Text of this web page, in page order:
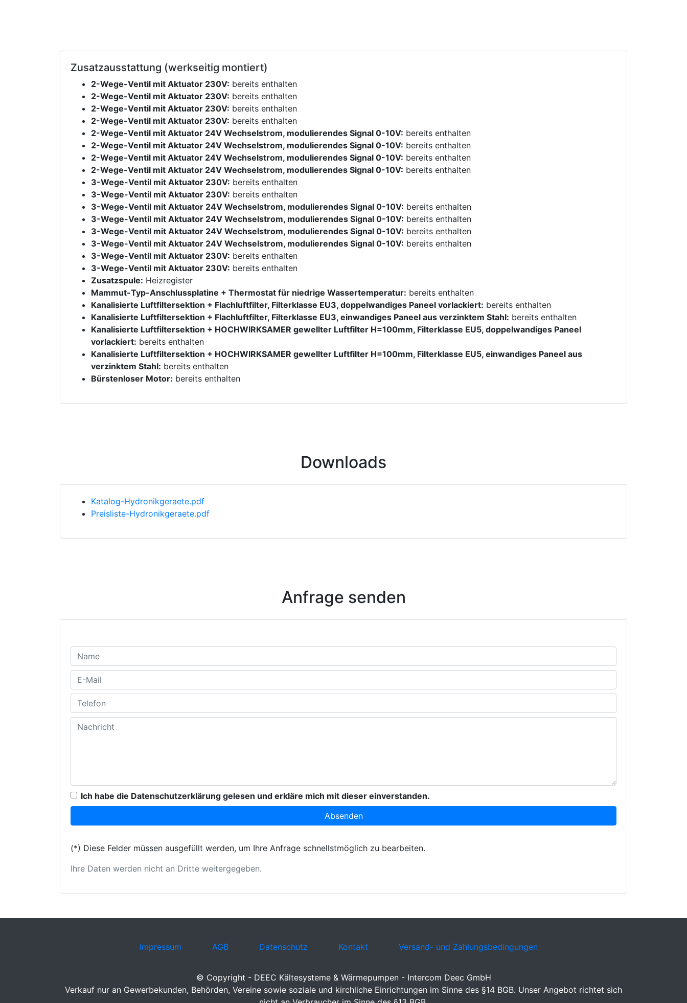
Zusatzausstattung (werkseitig montiert)
2-Wege-Ventil mit Aktuator 230V: bereits enthalten
2-Wege-Ventil mit Aktuator 230V: bereits enthalten
2-Wege-Ventil mit Aktuator 230V: bereits enthalten
2-Wege-Ventil mit Aktuator 230V: bereits enthalten
2-Wege-Ventil mit Aktuator 24V Wechselstrom, modulierendes Signal 0-10V: bereits enthalten
2-Wege-Ventil mit Aktuator 24V Wechselstrom, modulierendes Signal 0-10V: bereits enthalten
2-Wege-Ventil mit Aktuator 24V Wechselstrom, modulierendes Signal 0-10V: bereits enthalten
2-Wege-Ventil mit Aktuator 24V Wechselstrom, modulierendes Signal 0-10V: bereits enthalten
3-Wege-Ventil mit Aktuator 230V: bereits enthalten
3-Wege-Ventil mit Aktuator 230V: bereits enthalten
3-Wege-Ventil mit Aktuator 24V Wechselstrom, modulierendes Signal 0-10V: bereits enthalten
3-Wege-Ventil mit Aktuator 24V Wechselstrom, modulierendes Signal 0-10V: bereits enthalten
3-Wege-Ventil mit Aktuator 24V Wechselstrom, modulierendes Signal 0-10V: bereits enthalten
3-Wege-Ventil mit Aktuator 24V Wechselstrom, modulierendes Signal 0-10V: bereits enthalten
3-Wege-Ventil mit Aktuator 230V: bereits enthalten
3-Wege-Ventil mit Aktuator 230V: bereits enthalten
Zusatzspule: Heizregister
Mammut-Typ-Anschlussplatine + Thermostat für niedrige Wassertemperatur: bereits enthalten
Kanalisierte Luftfiltersektion + Flachluftfilter, Filterklasse EU3, doppelwandiges Paneel vorlackiert: bereits enthalten
Kanalisierte Luftfiltersektion + Flachluftfilter, Filterklasse EU3, einwandiges Paneel aus verzinktem Stahl: bereits enthalten
Kanalisierte Luftfiltersektion + HOCHWIRKSAMER gewellter Luftfilter H=100mm, Filterklasse EU5, doppelwandiges Paneel
vorlackiert: bereits enthalten
Kanalisierte Luftfiltersektion + HOCHWIRKSAMER gewellter Luftfilter H=100mm, Filterklasse EU5, einwandiges Paneel aus
verzinktem Stahl: bereits enthalten
Bürstenloser Motor: bereits enthalten
Downloads
Katalog-Hydronikgeraete.pdf
Preisliste-Hydronikgeraete.pdf
Anfrage senden
Ich habe die Datenschutzerklärung gelesen und erkläre mich mit dieser einverstanden.
(*) Diese Felder müssen ausgefüllt werden, um Ihre Anfrage schnellstmöglich zu bearbeiten.
Ihre Daten werden nicht an Dritte weitergegeben.
Impressum AGB Datenschutz Kontakt Versand- und Zahlungsbedingungen
© Copyright - DEEC Kältesysteme & Wärmepumpen - Intercom Deec GmbH
Verkauf nur an Gewerbekunden, Behörden, Vereine sowie soziale und kirchliche Einrichtungen im Sinne des §14 BGB. Unser Angebot richtet sich